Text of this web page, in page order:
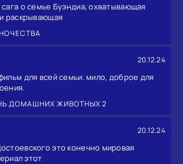
о семье Буэндиа, охватывающая
раскрывающая
20.12.24
для всей семьи. мило, доброе для
ДОМАШНИХ ЖИВОТНЫХ 2
20.12.24
это конечно мировая
этот